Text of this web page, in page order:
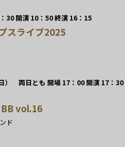
開演 10：50 終演 16：15
スライブ2025
） 両日とも 開場 17：00 開演 17：30
vol.16
ド